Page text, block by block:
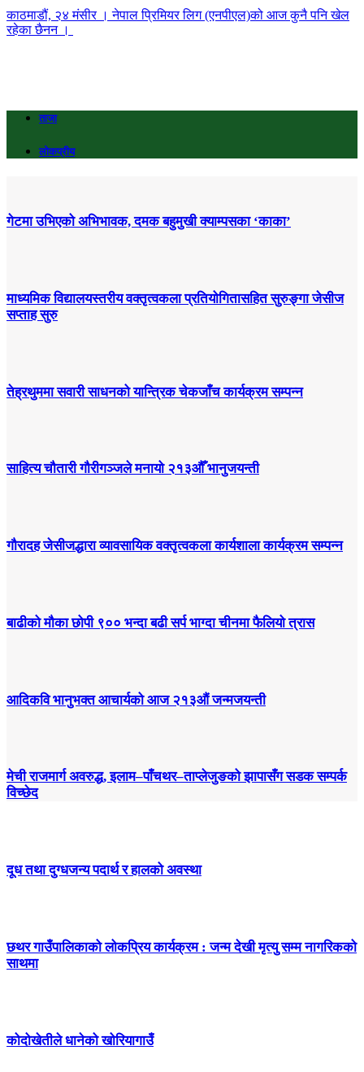
काठमाडौं, २४ मंसीर । नेपाल प्रिमियर लिग (एनपीएल)को आज कुनै पनि खेल
रहेका छैनन ।
ताजा
लोकप्रीय
गेटमा उभिएको अभिभावक, दमक बहुमुखी क्याम्पसका ‘काका’
माध्यमिक विद्यालयस्तरीय वक्तृत्वकला प्रतियोगितासहित सुरुङ्गा जेसीज
सप्ताह सुरु
तेह्रथुममा सवारी साधनको यान्त्रिक चेकजाँच कार्यक्रम सम्पन्न
साहित्य चौतारी गौरीगञ्जले मनायो २१३औँ भानुजयन्ती
गौरादह जेसीजद्धारा व्यावसायिक वक्तृत्वकला कार्यशाला कार्यक्रम सम्पन्न
बाढीको मौका छोपी ९०० भन्दा बढी सर्प भाग्दा चीनमा फैलियो त्रास
आदिकवि भानुभक्त आचार्यको आज २१३औं जन्मजयन्ती
मेची राजमार्ग अवरुद्ध, इलाम–पाँचथर–ताप्लेजुङको झापासँग सडक सम्पर्क
विच्छेद
दूध तथा दुग्धजन्य पदार्थ र हालको अवस्था
छथर गाउँपालिकाको लोकप्रिय कार्यक्रम : जन्म देखी मृत्यु सम्म नागरिकको
साथमा
कोदोखेतीले धानेको खोरियागाउँ